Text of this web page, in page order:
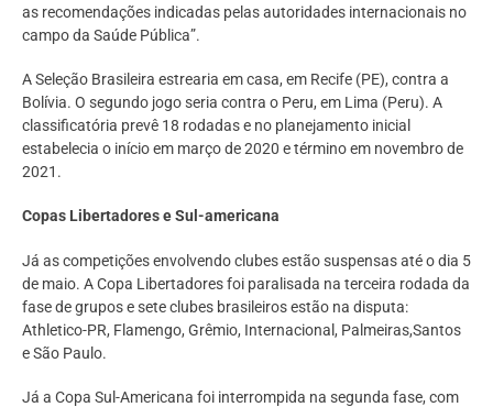
as recomendações indicadas pelas autoridades internacionais no
campo da Saúde Pública”.
A Seleção Brasileira estrearia em casa, em Recife (PE), contra a
Bolívia. O segundo jogo seria contra o Peru, em Lima (Peru). A
classificatória prevê 18 rodadas e no planejamento inicial
estabelecia o início em março de 2020 e término em novembro de
2021.
Copas Libertadores e Sul-americana
Já as competições envolvendo clubes estão suspensas até o dia 5
de maio. A Copa Libertadores foi paralisada na terceira rodada da
fase de grupos e sete clubes brasileiros estão na disputa:
Athletico-PR, Flamengo, Grêmio, Internacional, Palmeiras,Santos
e São Paulo.
Já a Copa Sul-Americana foi interrompida na segunda fase, com